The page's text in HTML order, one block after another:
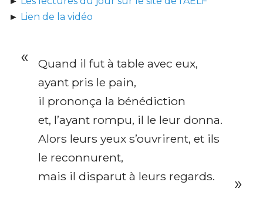
► Lien de la vidéo
Quand il fut à table avec eux,
ayant pris le pain,
il prononça la bénédiction
et, l’ayant rompu, il le leur donna.
Alors leurs yeux s’ouvrirent, et ils
le reconnurent,
mais il disparut à leurs regards.